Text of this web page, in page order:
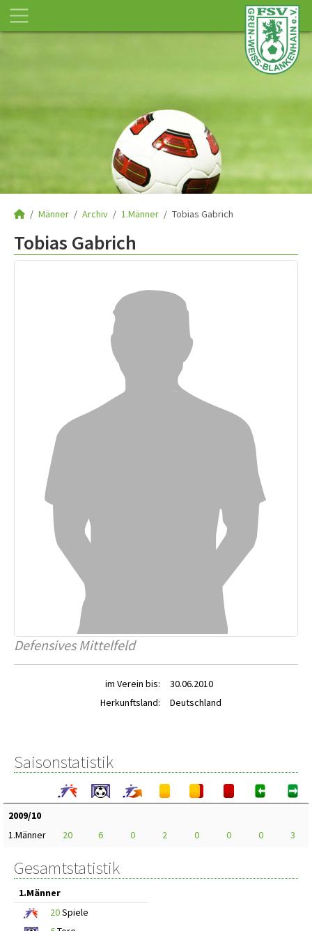
Männer Archiv 1.Männer Tobias Gabrich
Tobias Gabrich
Defensives Mittelfeld
im Verein bis:
30.06.2010
Herkunftsland:
Deutschland
Saisonstatistik
2009/10
1.Männer
20 6 0 2 0 0 0 3
Gesamtstatistik
1.Männer
20Spiele